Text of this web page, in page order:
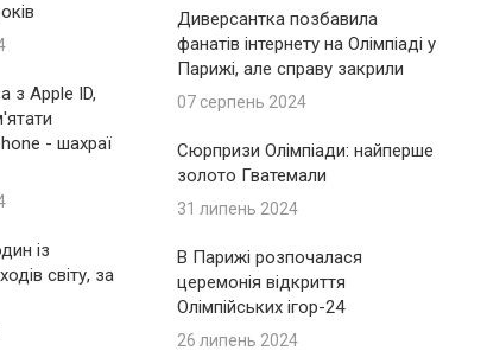
з Apple ID,
- шахраї
із
світу, за
Диверсантка позбавила
фанатів інтернету на Олімпіаді у
Парижі, але справу закрили
07 серпень 2024
Сюрпризи Олімпіади: найперше
золото Гватемали
31 липень 2024
В Парижі розпочалася
церемонія відкриття
Олімпійських ігор-24
26 липень 2024